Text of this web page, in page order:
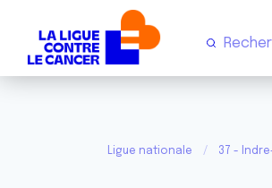
Ligue nationale 37 -